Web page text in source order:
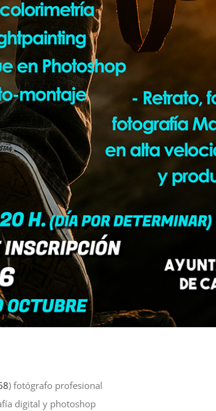
) fotógrafo profesional
digital y photoshop